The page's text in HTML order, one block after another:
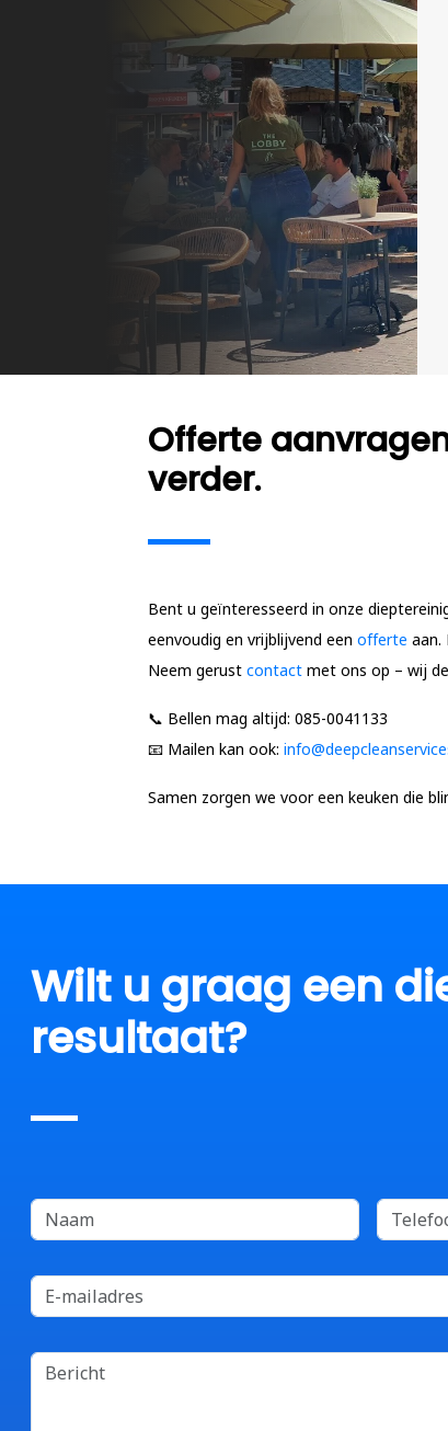
Offerte
verder.
Bent u geïnteresseerd in onze
eenvoudig en vrijblijvend een offerte aan.
Neem gerust contact met ons op – wij
📞 Bellen mag altijd: 085-0041133
📧 Mailen kan ook:
Samen zorgen we voor een keuken die
Wilt u graag een
resultaat?